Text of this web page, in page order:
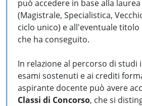
può accedere in base alla
(Magistrale, Specialistica,
ciclo unico) e all'eventuale
che ha conseguito.
In relazione al percorso di studi
esami sostenuti e ai crediti
aspirante docente può avere
Classi di Concorso, che si